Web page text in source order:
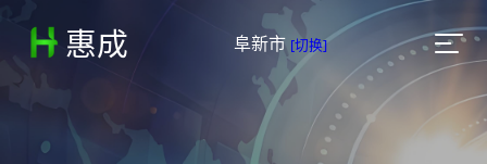
惠成 阜新市 [切换] 